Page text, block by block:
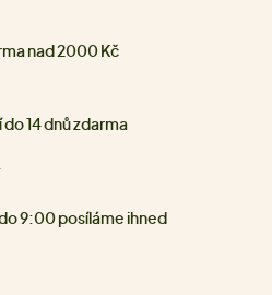
nad 2000 Kč
14 dnů zdarma
9:00 posíláme ihned